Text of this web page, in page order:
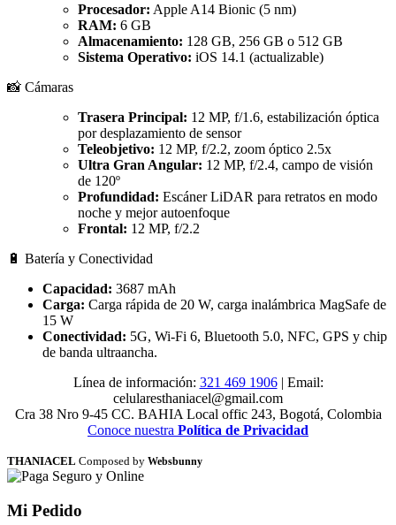
Procesador: Apple A14 Bionic (5 nm)
RAM: 6 GB
Almacenamiento: 128 GB, 256 GB o 512 GB
Sistema Operativo: iOS 14.1 (actualizable)
📸 Cámaras
Trasera Principal: 12 MP, f/1.6, estabilización óptica
por desplazamiento de sensor
Teleobjetivo: 12 MP, f/2.2, zoom óptico 2.5x
Ultra Gran Angular: 12 MP, f/2.4, campo de visión
de 120º
Profundidad: Escáner LiDAR para retratos en modo
noche y mejor autoenfoque
Frontal: 12 MP, f/2.2
🔋 Batería y Conectividad
Capacidad: 3687 mAh
Carga: Carga rápida de 20 W, carga inalámbrica MagSafe de
15 W
Conectividad: 5G, Wi-Fi 6, Bluetooth 5.0, NFC, GPS y chip
de banda ultraancha.
Línea de información: 321 469 1906| Email:
celularesthaniacel@gmail.com
Cra 38 Nro 9-45 CC. BAHIA Local offic 243, Bogotá, Colombia
Conoce nuestra Política de Privacidad
THANIACEL Composed by Websbunny
Mi Pedido